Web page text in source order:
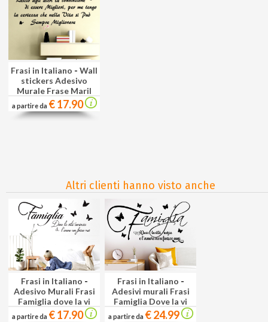
Frasi in Italiano - Wall
stickers Adesivo
Murale Frase Maril
a partire da € 17.90
Altri clienti hanno visto anche
Frasi in Italiano -
Adesivo Murali Frasi
Famiglia dove la vi
a partire da € 17.90
Frasi in Italiano -
Adesivi murali Frasi
Famiglia Dove la vi
a partire da € 24.99